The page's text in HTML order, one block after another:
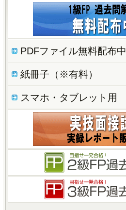
PDFファイル無料配布中
紙冊子（※有料）
スマホ・タブレット用